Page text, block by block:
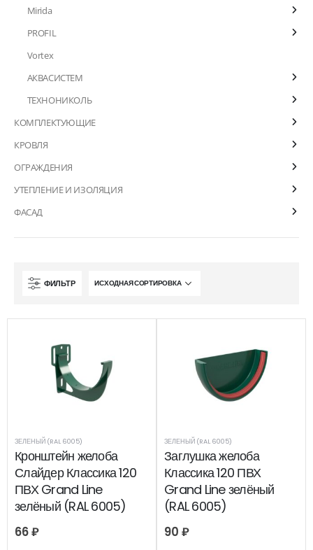
ФИЛЬТР
ЗЕЛЕНЫЙ (RAL 6005)
Кронштейн желоба
Слайдер Классика 120
ПВХ Grand Line
зелёный (RAL 6005)
66₽
ЗЕЛЕНЫЙ (RAL 6005)
Заглушка желоба
Классика 120 ПВХ
Grand Line зелёный
(RAL 6005)
90 ₽
Mirida
PROFIL
Vortex
АКВАСИСТЕМ
ТЕХНОНИКОЛЬ
КОМПЛЕКТУЮЩИЕ
КРОВЛЯ
ОГРАЖДЕНИЯ
УТЕПЛЕНИЕ И ИЗОЛЯЦИЯ
ФАСАД